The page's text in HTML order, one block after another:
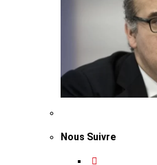
Nous Suivre